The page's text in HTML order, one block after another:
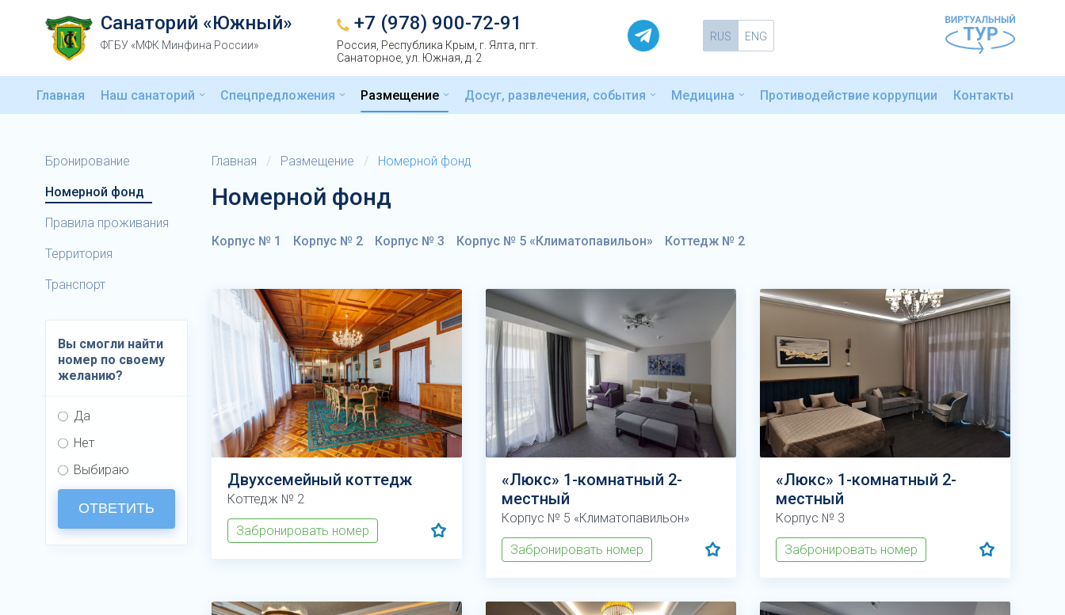
Санаторий «Южный»
ФГБУ «МФК Минфина России»
+7 (978) 900-72-91
Россия, Республика Крым, г. Ялта, пгт.
Санаторное, ул. Южная, д. 2
RUS ENG
Главная Наш санаторий Спецпредложения Размещение Досуг, развлечения, события Медицина Противодействие коррупции Контакты
Бронирование
Номерной фонд
Правила проживания
Территория
Транспорт
Вы смогли найти
номер по своему
желанию?
Да
Нет
Выбираю
ОТВЕТИТЬ
Главная / Размещение / Номерной фонд
Номерной фонд
Корпус № 1 Корпус № 2 Корпус № 3 Корпус № 5 «Климатопавильон» Коттедж № 2
Двухсемейный коттедж
Коттедж № 2
Забронировать номер
«Люкс» 1-комнатный 2-
местный
Корпус № 5 «Климатопавильон»
Забронировать номер
«Люкс» 1-комнатный 2-
местный
Корпус № 3
Забронировать номер